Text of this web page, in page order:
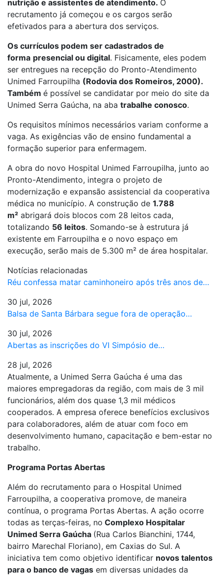
nutrição e assistentes de atendimento. O
recrutamento já começou e os cargos serão
efetivados para a abertura dos serviços.
Os currículos podem ser cadastrados de
forma presencial ou digital. Fisicamente, eles podem
ser entregues na recepção do Pronto-Atendimento
Unimed Farroupilha (Rodovia dos Romeiros, 2000).
Também é possível se candidatar por meio do site da
Unimed Serra Gaúcha, na aba trabalhe conosco.
Os requisitos mínimos necessários variam conforme a
vaga. As exigências vão de ensino fundamental a
formação superior para enfermagem.
A obra do novo Hospital Unimed Farroupilha, junto ao
Pronto-Atendimento, integra o projeto de
modernização e expansão assistencial da cooperativa
médica no município. A construção de 1.788
m² abrigará dois blocos com 28 leitos cada,
totalizando 56 leitos. Somando-se à estrutura já
existente em Farroupilha e o novo espaço em
execução, serão mais de 5.300 m² de área hospitalar.
Notícias relacionadas
Réu confessa matar caminhoneiro após três anos de…
30 jul, 2026
Balsa de Santa Bárbara segue fora de operação…
30 jul, 2026
Abertas as inscrições do VI Simpósio de…
28 jul, 2026
Atualmente, a Unimed Serra Gaúcha é uma das
maiores empregadoras da região, com mais de 3 mil
funcionários, além dos quase 1,3 mil médicos
cooperados. A empresa oferece benefícios exclusivos
para colaboradores, além de atuar com foco em
desenvolvimento humano, capacitação e bem-estar no
trabalho.
Programa Portas Abertas
Além do recrutamento para o Hospital Unimed
Farroupilha, a cooperativa promove, de maneira
contínua, o programa Portas Abertas. A ação ocorre
todas as terças-feiras, no Complexo Hospitalar
Unimed Serra Gaúcha (Rua Carlos Bianchini, 1744,
bairro Marechal Floriano), em Caxias do Sul. A
iniciativa tem como objetivo identificar novos talentos
para o banco de vagas em diversas unidades da